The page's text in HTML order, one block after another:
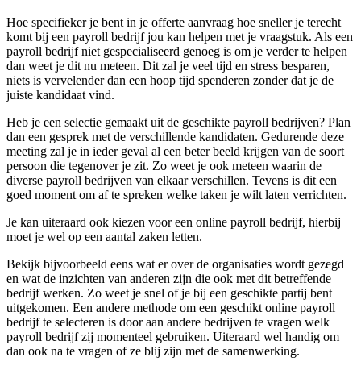
Hoe specifieker je bent in je offerte aanvraag hoe sneller je terecht
komt bij een payroll bedrijf jou kan helpen met je vraagstuk. Als een
payroll bedrijf niet gespecialiseerd genoeg is om je verder te helpen
dan weet je dit nu meteen. Dit zal je veel tijd en stress besparen,
niets is vervelender dan een hoop tijd spenderen zonder dat je de
juiste kandidaat vind.
Heb je een selectie gemaakt uit de geschikte payroll bedrijven? Plan
dan een gesprek met de verschillende kandidaten. Gedurende deze
meeting zal je in ieder geval al een beter beeld krijgen van de soort
persoon die tegenover je zit. Zo weet je ook meteen waarin de
diverse payroll bedrijven van elkaar verschillen. Tevens is dit een
goed moment om af te spreken welke taken je wilt laten verrichten.
Je kan uiteraard ook kiezen voor een online payroll bedrijf, hierbij
moet je wel op een aantal zaken letten.
Bekijk bijvoorbeeld eens wat er over de organisaties wordt gezegd
en wat de inzichten van anderen zijn die ook met dit betreffende
bedrijf werken. Zo weet je snel of je bij een geschikte partij bent
uitgekomen. Een andere methode om een geschikt online payroll
bedrijf te selecteren is door aan andere bedrijven te vragen welk
payroll bedrijf zij momenteel gebruiken. Uiteraard wel handig om
dan ook na te vragen of ze blij zijn met de samenwerking.